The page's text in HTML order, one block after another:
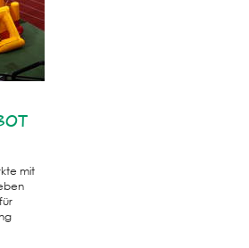
mit